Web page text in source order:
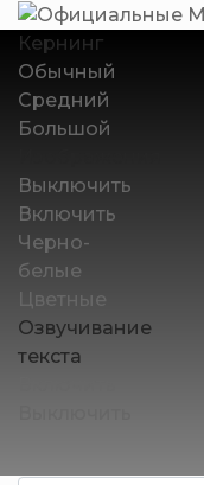
Кернинг
Обычный
Средний
Большой
Выключить
Включить
Черно-
белые
Цветные
Озвучивание
текста